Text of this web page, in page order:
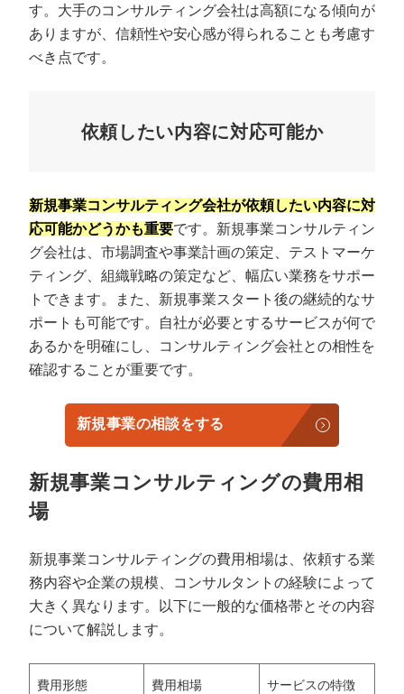
す。大手のコンサルティング会社は高額になる傾向が
ありますが、信頼性や安心感が得られることも考慮す
べき点です。
依頼したい内容に対応可能か
新規事業コンサルティング会社が依頼したい内容に対
応可能かどうかも重要です。新規事業コンサルティン
グ会社は、市場調査や事業計画の策定、テストマーケ
ティング、組織戦略の策定など、幅広い業務をサポー
トできます。また、新規事業スタート後の継続的なサ
ポートも可能です。自社が必要とするサービスが何で
あるかを明確にし、コンサルティング会社との相性を
確認することが重要です。
新規事業の相談をする
新規事業コンサルティングの費用相
場
新規事業コンサルティングの費用相場は、依頼する業
務内容や企業の規模、コンサルタントの経験によって
大きく異なります。以下に一般的な価格帯とその内容
について解説します。
費用形態 費用相場 サービスの特徴